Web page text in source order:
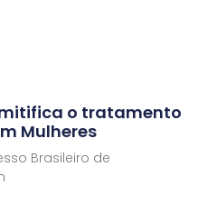
o tratamento
Mulheres
Brasileiro de